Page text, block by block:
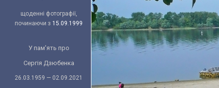
щоденні фотографії,
починаючи з 15.09.1999
У пам'ять про
Сергія Дзюбенка
26.03.1959 — 02.09.2021